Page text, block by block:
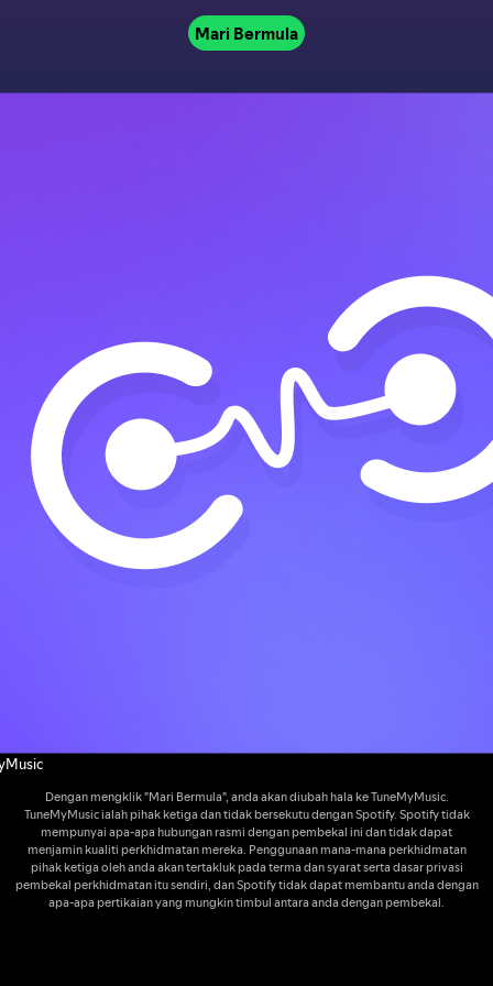
Mari Bermula
Dengan mengklik "Mari Bermula", anda akan diubah hala ke TuneMyMusic.
TuneMyMusic ialah pihak ketiga dan tidak bersekutu dengan Spotify. Spotify tidak
mempunyai apa-apa hubungan rasmi dengan pembekal ini dan tidak dapat
menjamin kualiti perkhidmatan mereka. Penggunaan mana-mana perkhidmatan
pihak ketiga oleh anda akan tertakluk pada terma dan syarat serta dasar privasi
pembekal perkhidmatan itu sendiri, dan Spotify tidak dapat membantu anda dengan
apa-apa pertikaian yang mungkin timbul antara anda dengan pembekal.